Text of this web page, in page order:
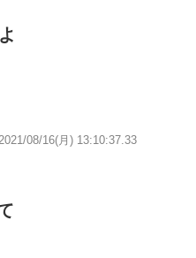
08/16(月) 13:10:37.33